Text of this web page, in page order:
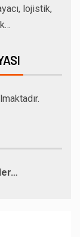
lojistik,